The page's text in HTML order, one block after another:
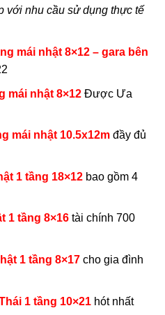
với nhu cầu sử dụng thực tế
mái nhật 8×12 – gara bên
mái nhật 8×12Được Ưa
mái nhật 10.5x12mđầy đủ
1 tầng 18×12bao gồm 4
1 tầng 8×16tài chính 700
1 tầng 8×17cho gia đình
1 tầng 10×21hót nhất